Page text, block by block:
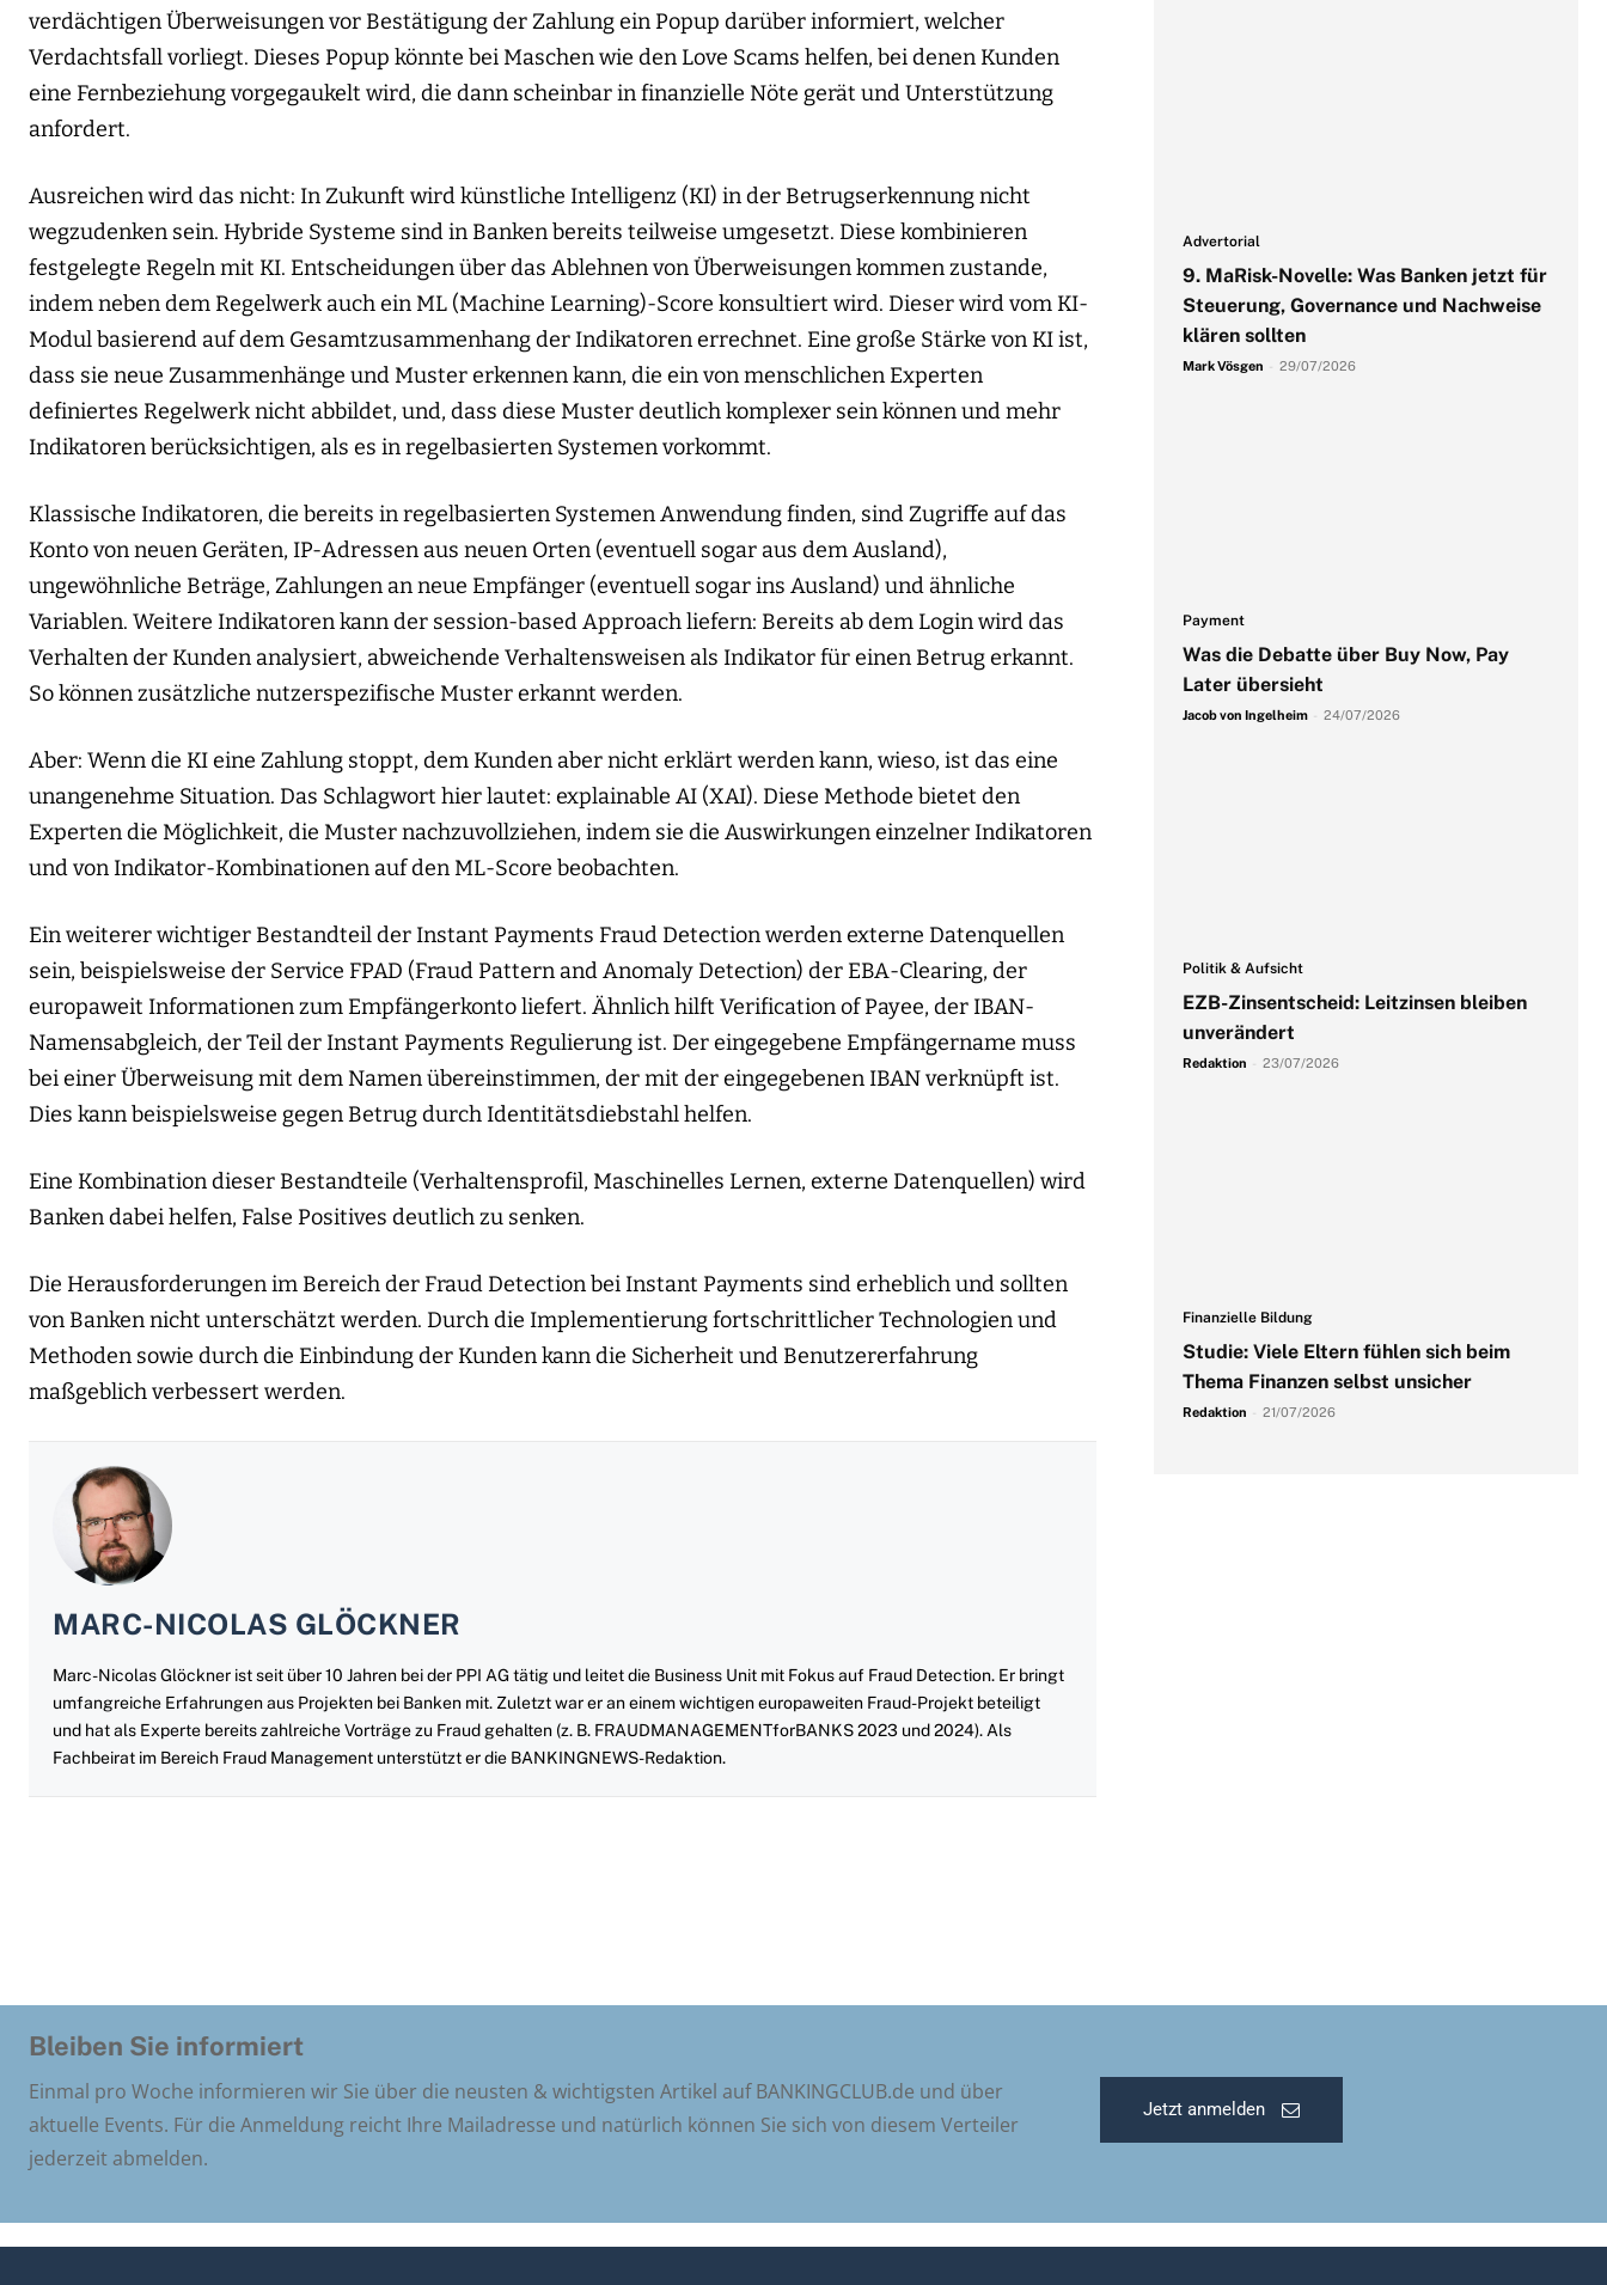
verdächtigen Überweisungen vor Bestätigung der Zahlung ein Popup darüber informiert, welcher
Verdachtsfall vorliegt. Dieses Popup könnte bei Maschen wie den Love Scams helfen, bei denen Kunden
eine Fernbeziehung vorgegaukelt wird, die dann scheinbar in finanzielle Nöte gerät und Unterstützung
anfordert.
Ausreichen wird das nicht: In Zukunft wird künstliche Intelligenz (KI) in der Betrugserkennung nicht
wegzudenken sein. Hybride Systeme sind in Banken bereits teilweise umgesetzt. Diese kombinieren
festgelegte Regeln mit KI. Entscheidungen über das Ablehnen von Überweisungen kommen zustande,
indem neben dem Regelwerk auch ein ML (Machine Learning)-Score konsultiert wird. Dieser wird vom KI-
Modul basierend auf dem Gesamtzusammenhang der Indikatoren errechnet. Eine große Stärke von KI ist,
dass sie neue Zusammenhänge und Muster erkennen kann, die ein von menschlichen Experten
definiertes Regelwerk nicht abbildet, und, dass diese Muster deutlich komplexer sein können und mehr
Indikatoren berücksichtigen, als es in regelbasierten Systemen vorkommt.
Klassische Indikatoren, die bereits in regelbasierten Systemen Anwendung finden, sind Zugriffe auf das
Konto von neuen Geräten, IP-Adressen aus neuen Orten (eventuell sogar aus dem Ausland),
ungewöhnliche Beträge, Zahlungen an neue Empfänger (eventuell sogar ins Ausland) und ähnliche
Variablen. Weitere Indikatoren kann der session-based Approach liefern: Bereits ab dem Login wird das
Verhalten der Kunden analysiert, abweichende Verhaltensweisen als Indikator für einen Betrug erkannt.
So können zusätzliche nutzerspezifische Muster erkannt werden.
Aber: Wenn die KI eine Zahlung stoppt, dem Kunden aber nicht erklärt werden kann, wieso, ist das eine
unangenehme Situation. Das Schlagwort hier lautet: explainable AI (XAI). Diese Methode bietet den
Experten die Möglichkeit, die Muster nachzuvollziehen, indem sie die Auswirkungen einzelner Indikatoren
und von Indikator-Kombinationen auf den ML-Score beobachten.
Ein weiterer wichtiger Bestandteil der Instant Payments Fraud Detection werden externe Datenquellen
sein, beispielsweise der Service FPAD (Fraud Pattern and Anomaly Detection) der EBA-Clearing, der
europaweit Informationen zum Empfängerkonto liefert. Ähnlich hilft Verification of Payee, der IBAN-
Namensabgleich, der Teil der Instant Payments Regulierung ist. Der eingegebene Empfängername muss
bei einer Überweisung mit dem Namen übereinstimmen, der mit der eingegebenen IBAN verknüpft ist.
Dies kann beispielsweise gegen Betrug durch Identitätsdiebstahl helfen.
Eine Kombination dieser Bestandteile (Verhaltensprofil, Maschinelles Lernen, externe Datenquellen) wird
Banken dabei helfen, False Positives deutlich zu senken.
Die Herausforderungen im Bereich der Fraud Detection bei Instant Payments sind erheblich und sollten
von Banken nicht unterschätzt werden. Durch die Implementierung fortschrittlicher Technologien und
Methoden sowie durch die Einbindung der Kunden kann die Sicherheit und Benutzererfahrung
maßgeblich verbessert werden.
MARC-NICOLAS GLÖCKNER
Marc-Nicolas Glöckner ist seit über 10 Jahren bei der PPI AG tätig und leitet die Business Unit mit Fokus auf Fraud Detection. Er bringt
umfangreiche Erfahrungen aus Projekten bei Banken mit. Zuletzt war er an einem wichtigen europaweiten Fraud-Projekt beteiligt
und hat als Experte bereits zahlreiche Vorträge zu Fraud gehalten (z. B. FRAUDMANAGEMENTforBANKS 2023 und 2024). Als
Fachbeirat im Bereich Fraud Management unterstützt er die BANKINGNEWS-Redaktion.
Advertorial
9. MaRisk-Novelle: Was Banken jetzt für
Steuerung, Governance und Nachweise
klären sollten
Mark Vösgen 29/07/2026
Payment
Was die Debatte über Buy Now, Pay
Later übersieht
Jacob von Ingelheim 24/07/2026
Politik & Aufsicht
EZB-Zinsentscheid: Leitzinsen bleiben
unverändert
Redaktion 23/07/2026
Finanzielle Bildung
Studie: Viele Eltern fühlen sich beim
Thema Finanzen selbst unsicher
Redaktion 21/07/2026
Bleiben Sie informiert
Einmal pro Woche informieren wir Sie über die neusten & wichtigsten Artikel auf BANKINGCLUB.de und über
aktuelle Events. Für die Anmeldung reicht Ihre Mailadresse und natürlich können Sie sich von diesem Verteiler
jederzeit abmelden.
Jetzt anmelden